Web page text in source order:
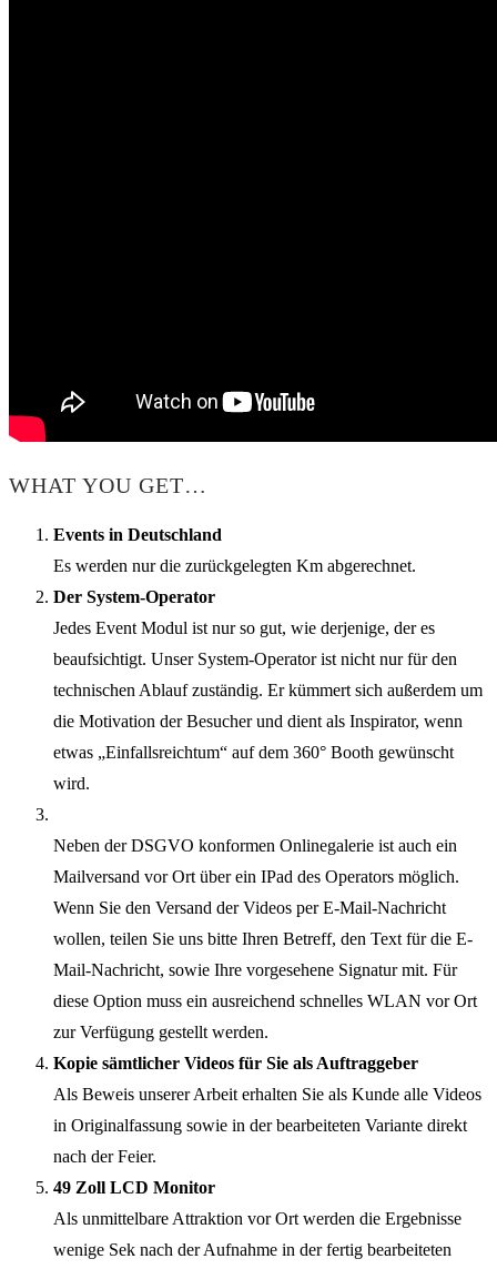
WHAT YOU GET…
Events in Deutschland
Es werden nur die zurückgelegten Km abgerechnet.
Der System-Operator
Jedes Event Modul ist nur so gut, wie derjenige, der es
beaufsichtigt. Unser System-Operator ist nicht nur für den
technischen Ablauf zuständig. Er kümmert sich außerdem um
die Motivation der Besucher und dient als Inspirator, wenn
etwas „Einfallsreichtum“ auf dem 360° Booth gewünscht
wird.
Neben der DSGVO konformen Onlinegalerie ist auch ein
Mailversand vor Ort über ein IPad des Operators möglich.
Wenn Sie den Versand der Videos per E-Mail-Nachricht
wollen, teilen Sie uns bitte Ihren Betreff, den Text für die E-
Mail-Nachricht, sowie Ihre vorgesehene Signatur mit. Für
diese Option muss ein ausreichend schnelles WLAN vor Ort
zur Verfügung gestellt werden.
Kopie sämtlicher Videos für Sie als Auftraggeber
Als Beweis unserer Arbeit erhalten Sie als Kunde alle Videos
in Originalfassung sowie in der bearbeiteten Variante direkt
nach der Feier.
49 Zoll LCD Monitor
Als unmittelbare Attraktion vor Ort werden die Ergebnisse
wenige Sek nach der Aufnahme in der fertig bearbeiteten